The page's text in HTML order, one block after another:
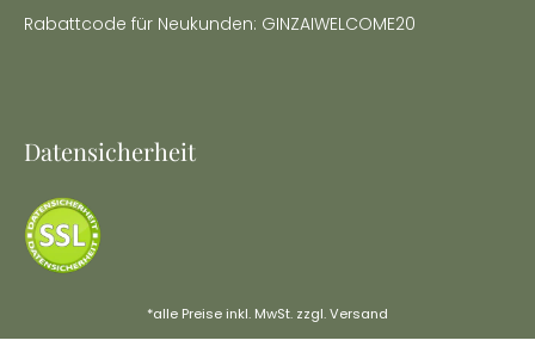
Rabattcode für Neukunden: GINZAIWELCOME20
Datensicherheit
*alle Preise inkl. MwSt. zzgl.Versand